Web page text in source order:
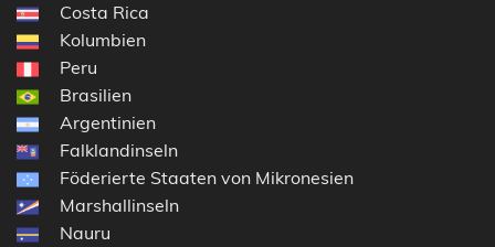
Costa Rica
Kolumbien
Peru
Brasilien
Argentinien
Falklandinseln
Föderierte Staaten von Mikronesien
Marshallinseln
Nauru